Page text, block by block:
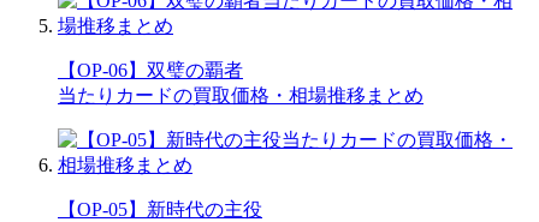
【OP-06】双璧の覇者
当たりカードの買取価格・相場推移まとめ
【OP-05】新時代の主役